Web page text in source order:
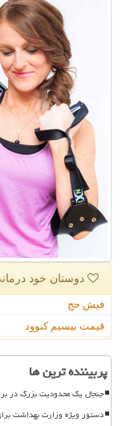
دوستان خود
فیش حج
قیمت بیسیم کنوود
پربیننده ترین ها
جنجال یک محدودیت بزرگ در
دستور ویژه وزارت بهداشت